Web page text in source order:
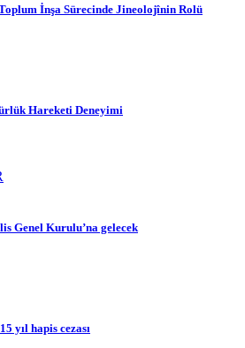
İnşa Sürecinde Jineolojînin Rolü
Hareketi Deneyimi
Genel Kurulu’na gelecek
yıl hapis cezası